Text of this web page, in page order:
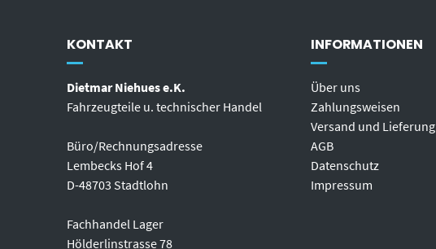
KONTAKT
Dietmar Niehues e.K.
Fahrzeugteile u. technischer Handel
Büro/Rechnungsadresse
Lembecks Hof 4
D-48703 Stadtlohn
Fachhandel Lager
Hölderlinstrasse 78
INFORMATIONEN
Über uns
Zahlungsweisen
Versand und Lieferung
AGB
Datenschutz
Impressum